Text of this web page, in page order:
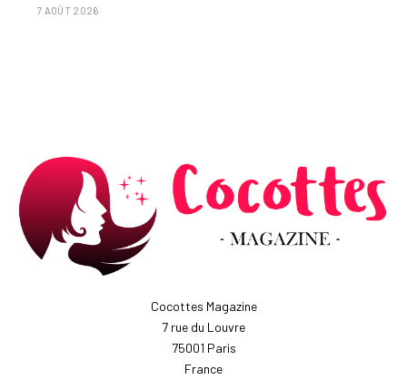
7 AOÛT 2026
Cocottes Magazine
7 rue du Louvre
75001 Paris
France